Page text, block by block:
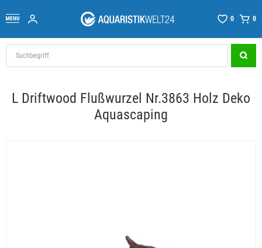
0 0
L Driftwood Flußwurzel Nr.3863 Holz Deko
Aquascaping